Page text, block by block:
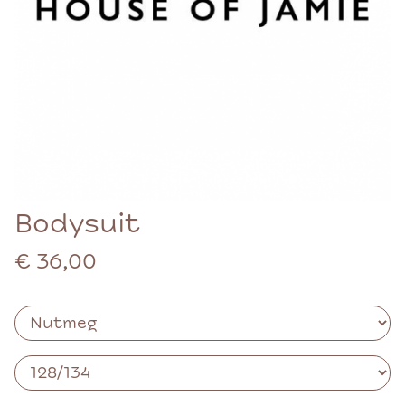
Bodysuit
€ 36,00